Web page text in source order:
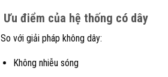
Ưu điểm của hệ thống có dây
So với giải pháp không dây:
Không nhiễu sóng